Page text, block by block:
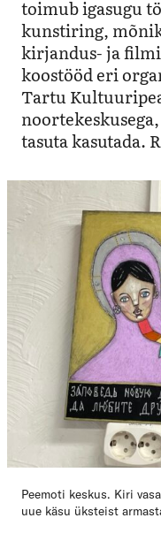
toimub igasugu
kunstiring,
kirjandus- ja
koostööd eri
Tartu
tasuta kasutada.
Peemoti keskus. Kiri
uue käsu üksteist